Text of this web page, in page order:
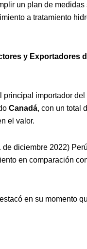
un plan de
a tratamiento
y Exportadores
importador
Canadá, con un total
el valor.
diciembre 2022)
en comparación
en su momento